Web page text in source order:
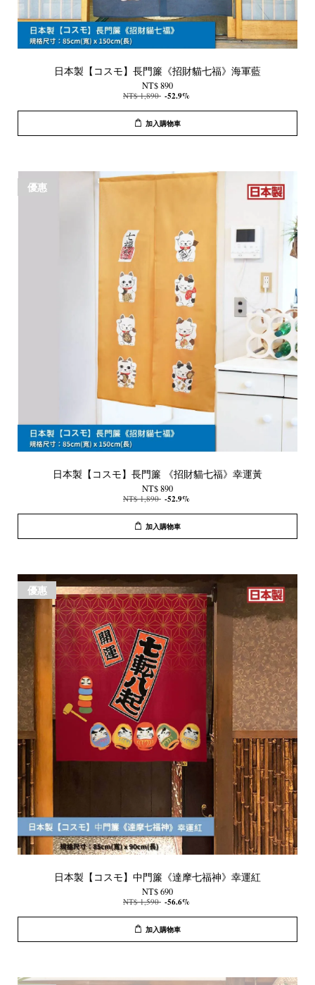
日本製【コスモ】長門簾《招財貓七福》海軍藍
NT$ 890
NT$ 1,890 -52.9%
加入購物車
優惠
日本製【コスモ】長門簾 《招財貓七福》幸運黃
NT$ 890
NT$ 1,890 -52.9%
加入購物車
優惠
日本製【コスモ】中門簾《達摩七福神》幸運紅
NT$ 690
NT$ 1,590 -56.6%
加入購物車